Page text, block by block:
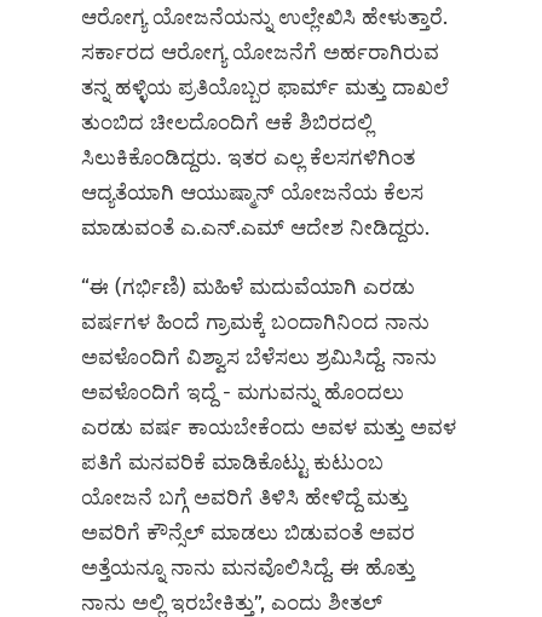
ಆರೋಗ್ಯ ಯೋಜನೆಯನ್ನು ಉಲ್ಲೇಖಿಸಿ ಹೇಳುತ್ತಾರೆ.
ಸರ್ಕಾರದ ಆರೋಗ್ಯ ಯೋಜನೆಗೆ ಅರ್ಹರಾಗಿರುವ
ತನ್ನ ಹಳ್ಳಿಯ ಪ್ರತಿಯೊಬ್ಬರ ಫಾರ್ಮ್‌ ಮತ್ತು ದಾಖಲೆ
ತುಂಬಿದ ಚೀಲದೊಂದಿಗೆ ಆಕೆ ಶಿಬಿರದಲ್ಲಿ
ಸಿಲುಕಿಕೊಂಡಿದ್ದರು. ಇತರ ಎಲ್ಲ ಕೆಲಸಗಳಿಗಿಂತ
ಆದ್ಯತೆಯಾಗಿ ಆಯುಷ್ಮಾನ್ ಯೋಜನೆಯ ಕೆಲಸ
ಮಾಡುವಂತೆ ಎ.ಎನ್‌.ಎಮ್‌ ಆದೇಶ ನೀಡಿದ್ದರು.
“ಈ (ಗರ್ಭಿಣಿ) ಮಹಿಳೆ ಮದುವೆಯಾಗಿ ಎರಡು
ವರ್ಷಗಳ ಹಿಂದೆ ಗ್ರಾಮಕ್ಕೆ ಬಂದಾಗಿನಿಂದ ನಾನು
ಅವಳೊಂದಿಗೆ ವಿಶ್ವಾಸ ಬೆಳೆಸಲು ಶ್ರಮಿಸಿದ್ದೆ. ನಾನು
ಅವಳೊಂದಿಗೆ ಇದ್ದೆ - ಮಗುವನ್ನು ಹೊಂದಲು
ಎರಡು ವರ್ಷ ಕಾಯಬೇಕೆಂದು ಅವಳ ಮತ್ತು ಅವಳ
ಪತಿಗೆ ಮನವರಿಕೆ ಮಾಡಿಕೊಟ್ಟು ಕುಟುಂಬ
ಯೋಜನೆ ಬಗ್ಗೆ ಅವರಿಗೆ ತಿಳಿಸಿ ಹೇಳಿದ್ದೆ ಮತ್ತು
ಅವರಿಗೆ ಕೌನ್ಸೆಲ್‌ ಮಾಡಲು ಬಿಡುವಂತೆ ಅವರ
ಅತ್ತೆಯನ್ನೂ ನಾನು ಮನವೊಲಿಸಿದ್ದೆ. ಈ ಹೊತ್ತು
ನಾನು ಅಲ್ಲಿ ಇರಬೇಕಿತ್ತು”, ಎಂದು ಶೀತಲ್